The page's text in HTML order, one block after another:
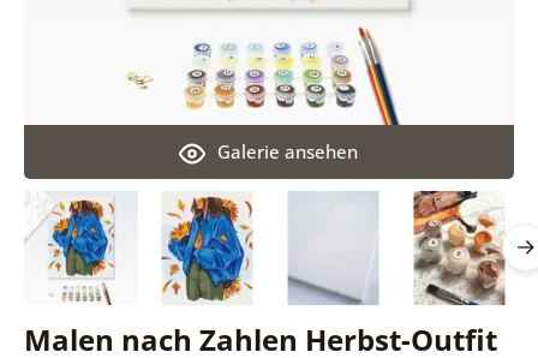
Malen nach Zahlen Herbst-Outfit
Galerie ansehen